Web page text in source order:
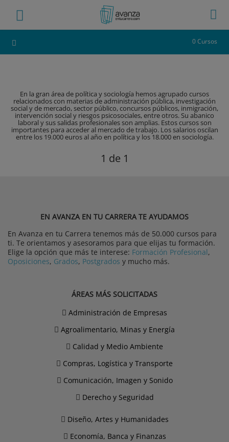
0 Cursos
En la gran área de política y sociología hemos agrupado cursos
relacionados con materias de administración pública, investigación
social y de mercado, sector público, concursos públicos, inmigración,
intervención social y riesgos psicosociales, entre otros. Su abanico
laboral y sus salidas profesionales son amplias. Estos cursos son
importantes para acceder al mercado de trabajo. Los salarios oscilan
entre los 19.000 euros al año en política y los 18.000 en sociología.
1 de 1
EN AVANZA EN TU CARRERA TE AYUDAMOS
En Avanza en tu Carrera tenemos más de 50.000 cursos para
ti. Te orientamos y asesoramos para que elijas tu formación.
Elige la opción que más te interese: Formación Profesional,
Oposiciones, Grados, Postgrados y mucho más.
ÁREAS MÁS SOLICITADAS
Administración de Empresas
Agroalimentario, Minas y Energía
Calidad y Medio Ambiente
Compras, Logística y Transporte
Comunicación, Imagen y Sonido
Derecho y Seguridad
Diseño, Artes y Humanidades
Economía, Banca y Finanzas